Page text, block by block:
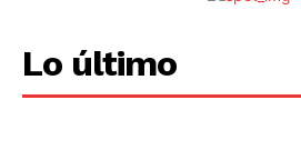
Lo último